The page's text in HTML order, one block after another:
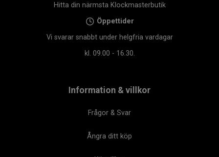
Hitta din närmsta Klockmasterbutik
Öppettider
Vi svarar snabbt under helgfria vardagar
kl. 09.00 - 16.30.
Information & villkor
Frågor & Svar
Ångra ditt köp